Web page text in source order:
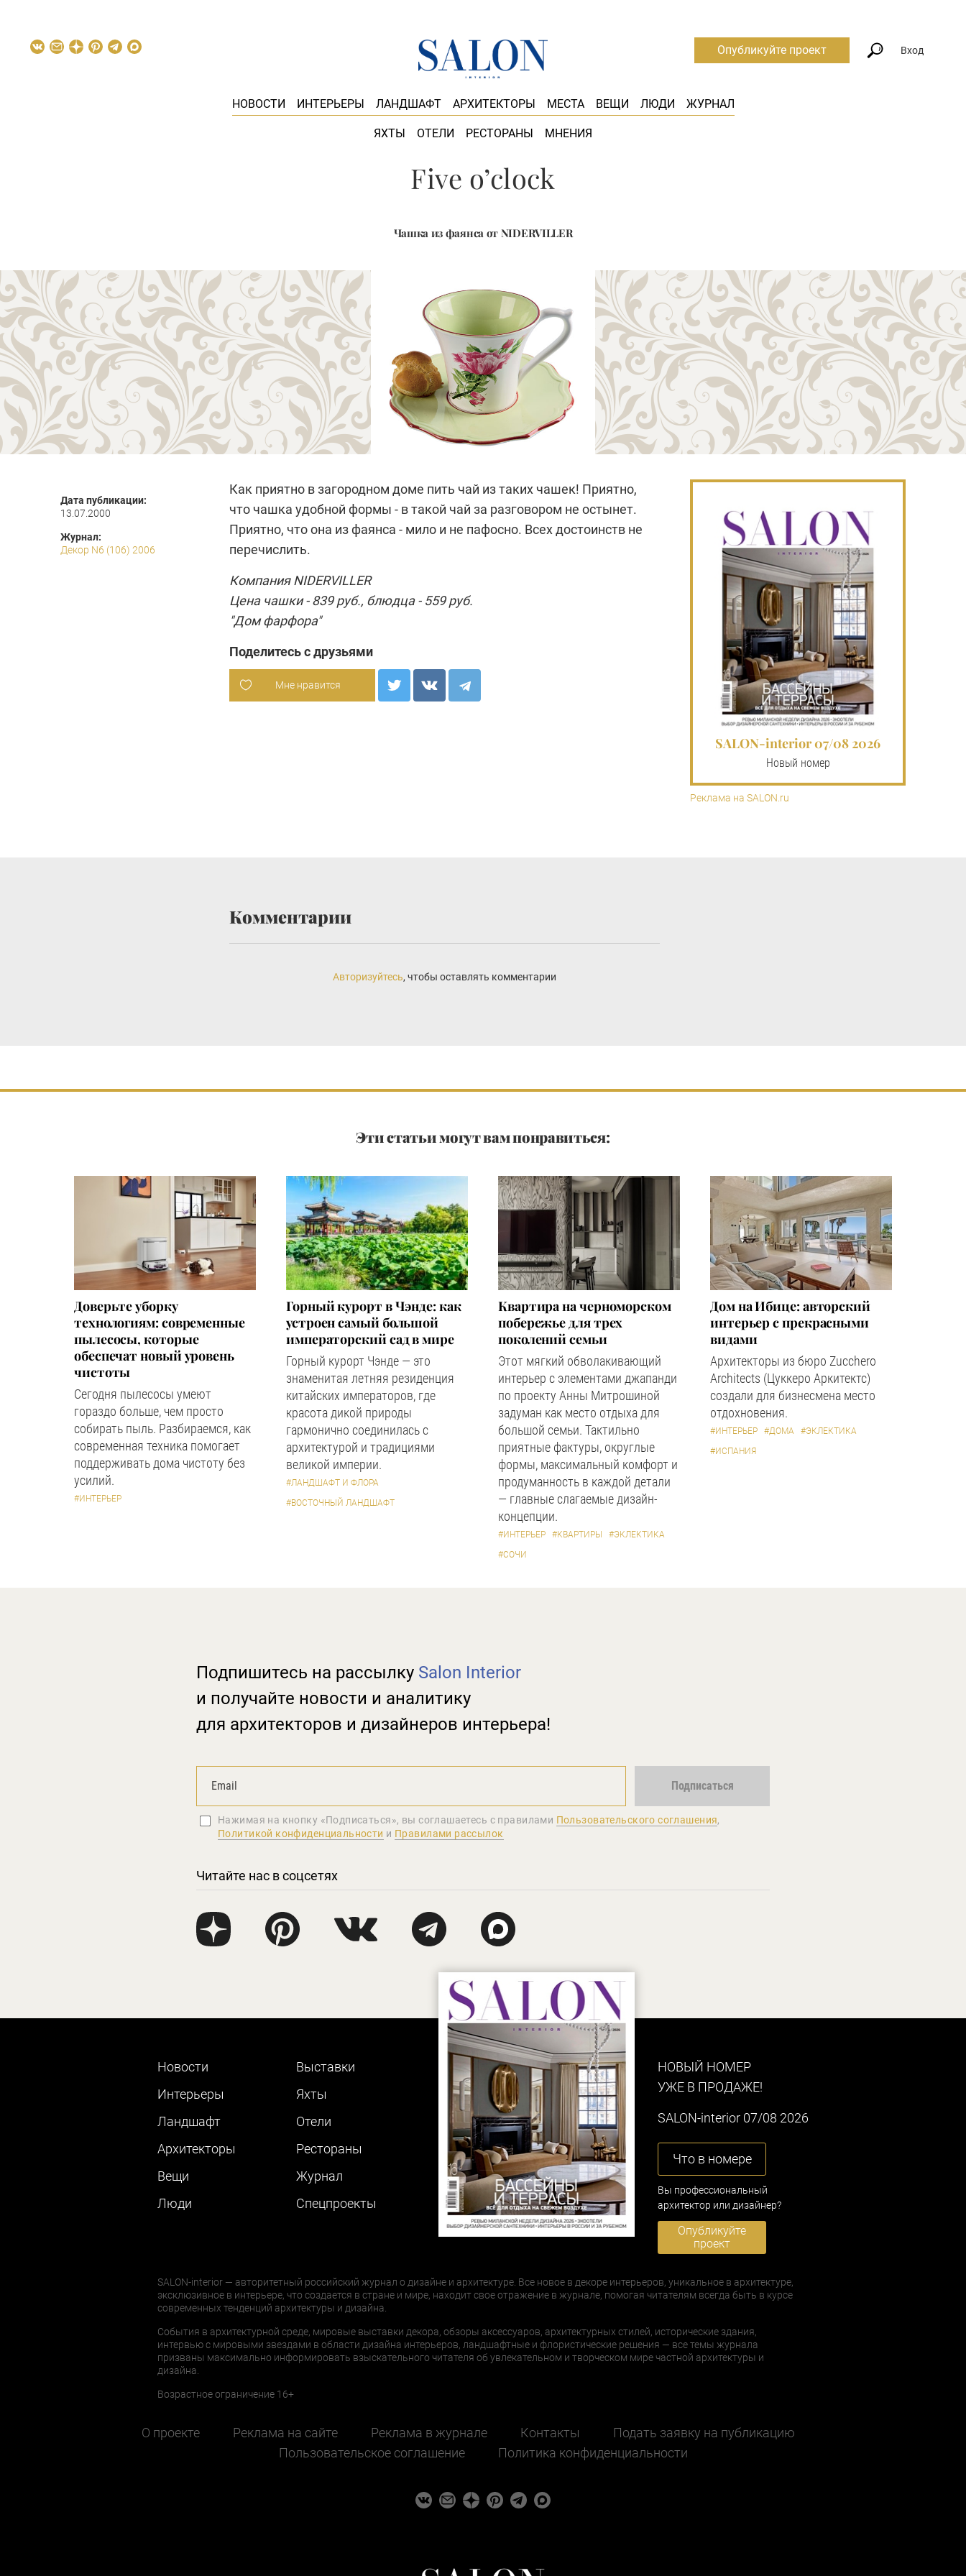
НОВОСТИ ИНТЕРЬЕРЫ ЛАНДШАФТ АРХИТЕКТОРЫ МЕСТА ВЕЩИ ЛЮДИ ЖУРНАЛ
ЯХТЫ ОТЕЛИ РЕСТОРАНЫ МНЕНИЯ
Опубликуйте проект Вход
Five o’clock
Чашка из фаянса от NIDERVILLER
Дата публикации:
13.07.2000
Журнал:
Декор N6 (106) 2006
Как приятно в загородном доме пить чай из таких чашек! Приятно,
что чашка удобной формы - в такой чай за разговором не остынет.
Приятно, что она из фаянса - мило и не пафосно. Всех достоинств не
перечислить.
КомпанияNIDERVILLER
Цена чашки - 839 руб., блюдца - 559 руб.
"Дом фарфора"
Поделитесь с друзьями
Мне нравится
SALON-interior 07/08 2026
Новый номер
Реклама на SALON.ru
Комментарии
Авторизуйтесь, чтобы оставлять комментарии
Эти статьи могут вам понравиться:
Доверьте уборку
технологиям: современные
пылесосы, которые
обеспечат новый уровень
чистоты
Сегодня пылесосы умеют
гораздо больше, чем просто
собирать пыль. Разбираемся, как
современная техника помогает
поддерживать дома чистоту без
усилий.
#ИНТЕРЬЕР
Горный курорт в Чэнде: как
устроен самый большой
императорский сад в мире
Горный курорт Чэнде — это
знаменитая летняя резиденция
китайских императоров, где
красота дикой природы
гармонично соединилась с
архитектурой и традициями
великой империи.
#ЛАНДШАФТ И ФЛОРА
#ВОСТОЧНЫЙ ЛАНДШАФТ
Квартира на черноморском
побережье для трех
поколений семьи
Этот мягкий обволакивающий
интерьер с элементами джапанди
по проекту Анны Митрошиной
задуман как место отдыха для
большой семьи. Тактильно
приятные фактуры, округлые
формы, максимальный комфорт и
продуманность в каждой детали
— главные слагаемые дизайн-
концепции.
#ИНТЕРЬЕР #КВАРТИРЫ
#ЭКЛЕКТИКА
#СОЧИ
Дом на Ибице: авторский
интерьер с прекрасными
видами
Архитекторы из бюро Zucchero
Architects (Цуккеро Аркитектс)
создали для бизнесмена место
отдохновения.
#ИНТЕРЬЕР #ДОМА
#ЭКЛЕКТИКА
#ИСПАНИЯ
Подпишитесь на рассылку Salon Interior
и получайте новости и аналитику
для архитекторов и дизайнеров интерьера!
Подписаться
Нажимая на кнопку «Подписаться», вы соглашаетеcь с правилами Пользовательского соглашения,
Политикой конфиденциальности и Правилами рассылок
Читайте нас в соцсетях
Новости
Интерьеры
Ландшафт
Архитекторы
Вещи
Люди
Выставки
Яхты
Отели
Рестораны
Журнал
Cпецпроекты
НОВЫЙ НОМЕР
УЖЕ В ПРОДАЖЕ!
SALON-interior 07/08 2026
Что в номере
Вы профессиональный
архитектор или дизайнер?
Опубликуйте
проект
SALON-interior — авторитетный российский журнал о дизайне и архитектуре. Все новое в декоре интерьеров, уникальное в архитектуре,
эксклюзивное в интерьере, что создается в стране и мире, находит свое отражение в журнале, помогая читателям всегда быть в курсе
современных тенденций архитектуры и дизайна.
События в архитектурной среде, мировые выставки декора, обзоры аксессуаров, архитектурных стилей, исторические здания,
интервью с мировыми звездами в области дизайна интерьеров, ландшафтные и флористические решения — все темы журнала
призваны максимально информировать взыскательного читателя об увлекательном и творческом мире частной архитектуры и
дизайна.
Возрастное ограничение 16+
О проекте Реклама на сайте Реклама в журнале Контакты
Подать заявку на публикацию
Пользовательское соглашение
Политика конфиденциальности